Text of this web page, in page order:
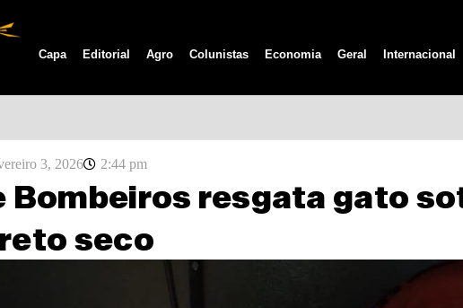
Capa Editorial Agro Colunistas Economia Geral Internacional
3, 2026 2:44 pm
Bombeiros resgata gato
seco